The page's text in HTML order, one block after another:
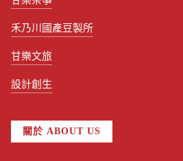
禾乃川國產豆製所
甘樂文旅
設計創生
關於 ABOUT US